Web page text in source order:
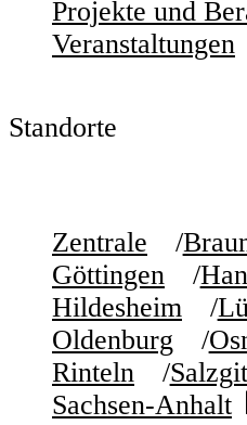
Projekte und
Veranstaltungen
Standorte
Zentrale
Göttingen
Hildesheim
Oldenburg
Rinteln
Sachsen-Anhalt